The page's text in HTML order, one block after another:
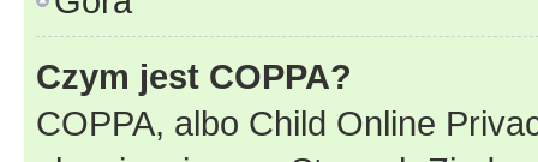
Czym jest COPPA?
COPPA, albo Child Online